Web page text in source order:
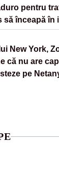
pentru
înceapă în
New York,
că nu are
pe